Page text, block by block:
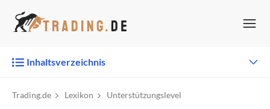
Inhalt
Inhaltsverzeichnis
Trading.de Lexikon Unterstützungslevel